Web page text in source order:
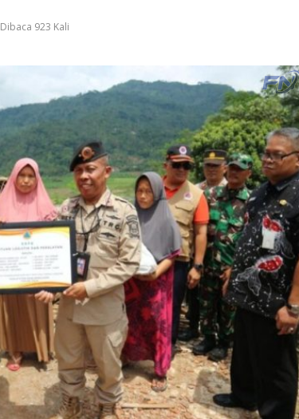
Dibaca 923 Kali